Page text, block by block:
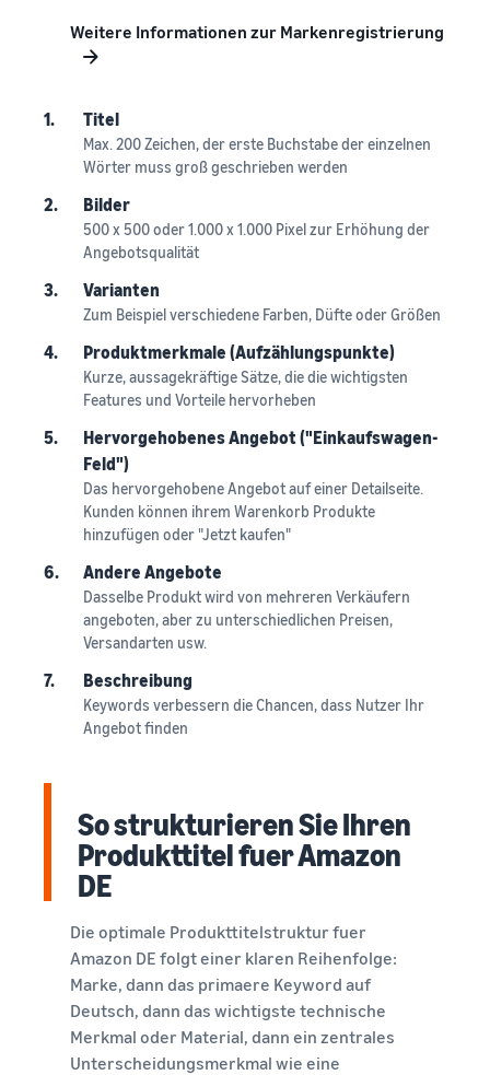
Weitere Informationen zur Markenregistrierung
1. Titel
Max. 200 Zeichen, der erste Buchstabe der einzelnen
Wörter muss groß geschrieben werden
2. Bilder
500 x 500 oder 1.000 x 1.000 Pixel zur Erhöhung der
Angebotsqualität
3. Varianten
Zum Beispiel verschiedene Farben, Düfte oder Größen
4. Produktmerkmale (Aufzählungspunkte)
Kurze, aussagekräftige Sätze, die die wichtigsten
Features und Vorteile hervorheben
5.
Hervorgehobenes Angebot ("Einkaufswagen-
Feld")
Das hervorgehobene Angebot auf einer Detailseite.
Kunden können ihrem Warenkorb Produkte
hinzufügen oder "Jetzt kaufen"
6. Andere Angebote
Dasselbe Produkt wird von mehreren Verkäufern
angeboten, aber zu unterschiedlichen Preisen,
Versandarten usw.
7. Beschreibung
Keywords verbessern die Chancen, dass Nutzer Ihr
Angebot finden
So strukturieren Sie Ihren
Produkttitel fuer Amazon
DE
Die optimale Produkttitelstruktur fuer
Amazon DE folgt einer klaren Reihenfolge:
Marke, dann das primaere Keyword auf
Deutsch, dann das wichtigste technische
Merkmal oder Material, dann ein zentrales
Unterscheidungsmerkmal wie eine